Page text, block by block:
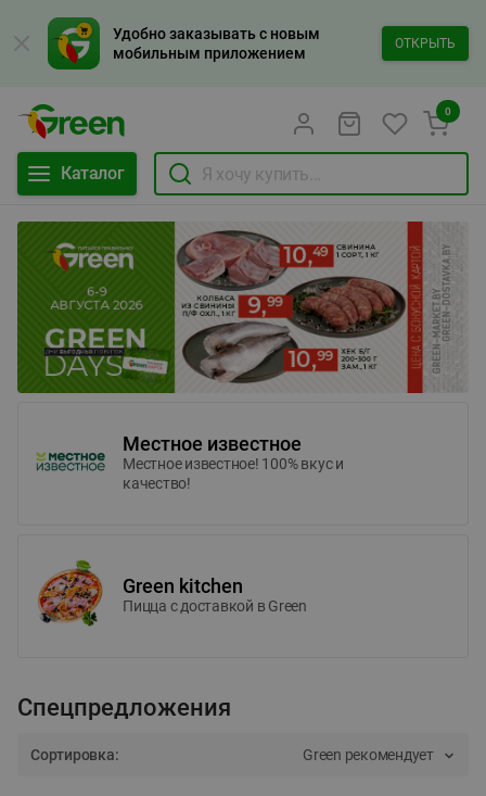
Удобно заказывать с новым
мобильным приложением
ОТКРЫТЬ
Каталог
0
Местное известное
Местное известное! 100% вкус и
качество!
Green kitchen
Пицца c доставкой в Green
Спецпредложения
Сортировка: Green рекомендует